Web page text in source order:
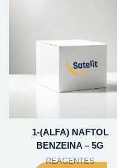
1-(ALFA) NAFTOL
BENZEINA – 5G
REAGENTES